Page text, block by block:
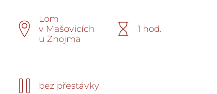
Lom
v Mašovicích
u Znojma
1 hod.
bez přestávky